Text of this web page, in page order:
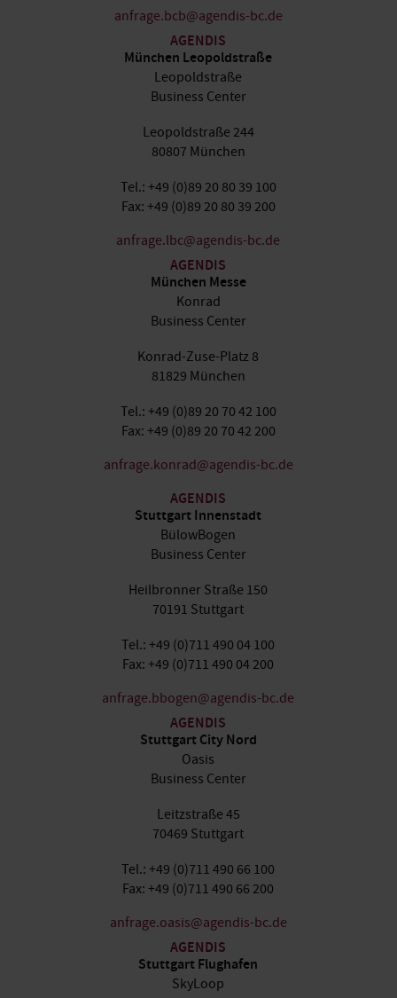
anfrage.bcb@agendis-bc.de
AGENDIS
München Leopoldstraße
Leopoldstraße
Business Center
Leopoldstraße 244
80807 München
Tel.: +49 (0)89 20 80 39 100
Fax: +49 (0)89 20 80 39 200
anfrage.lbc@agendis-bc.de
AGENDIS
München Messe
Konrad
Business Center
Konrad-Zuse-Platz 8
81829 München
Tel.: +49 (0)89 20 70 42 100
Fax: +49 (0)89 20 70 42 200
anfrage.konrad@agendis-bc.de
AGENDIS
Stuttgart Innenstadt
BülowBogen
Business Center
Heilbronner Straße 150
70191 Stuttgart
Tel.: +49 (0)711 490 04 100
Fax: +49 (0)711 490 04 200
anfrage.bbogen@agendis-bc.de
AGENDIS
Stuttgart City Nord
Oasis
Business Center
Leitzstraße 45
70469 Stuttgart
Tel.: +49 (0)711 490 66 100
Fax: +49 (0)711 490 66 200
anfrage.oasis@agendis-bc.de
AGENDIS
Stuttgart Flughafen
SkyLoop